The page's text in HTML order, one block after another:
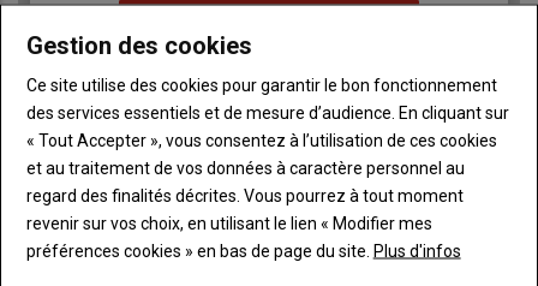
Lien
Liste
à
puce
Accédez à tous les articles du site Terre de Touraine
Consultez le journal Terre de Touraine au format
numérique, sur tous les supports
Ne manquez aucune information grâce à la
newsletter du journal Terre de Touraine
Gestion des cookies
Ce site utilise des cookies pour garantir le bon fonctionnement
des services essentiels et de mesure d’audience. En cliquant sur
« Tout Accepter », vous consentez à l’utilisation de ces cookies
et au traitement de vos données à caractère personnel au
regard des finalités décrites. Vous pourrez à tout moment
revenir sur vos choix, en utilisant le lien « Modifier mes
préférences cookies » en bas de page du site. Plus d'infos